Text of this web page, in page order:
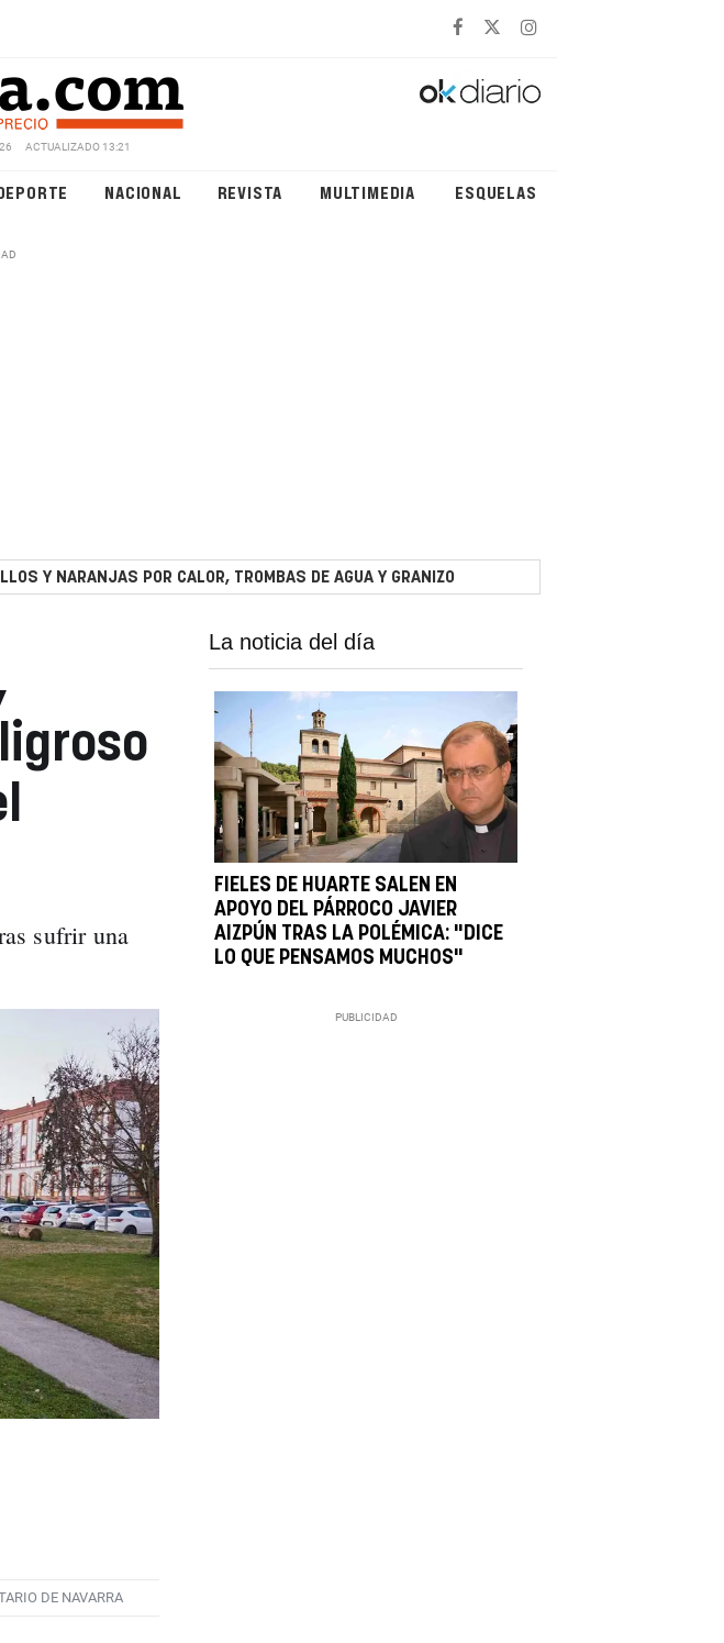
ACTUALIZADO 13:21
NACIONAL REVISTA MULTIMEDIA ESQUELAS
Y NARANJAS POR CALOR, TROMBAS DE AGUA Y GRANIZO
sufrir una
DE NAVARRA
La noticia del día
FIELES DE HUARTE SALEN EN
APOYO DEL PÁRROCO JAVIER
AIZPÚN TRAS LA POLÉMICA: "DICE
LO QUE PENSAMOS MUCHOS"